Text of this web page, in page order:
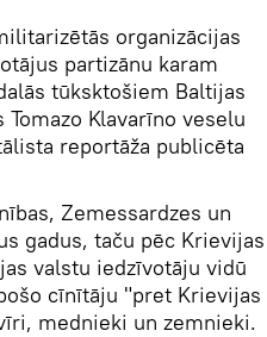
organizācijas
partizānu karam
tūksktošiem Baltijas
Klavarīno veselu
reportāža publicēta
Zemessardzes un
gadus, taču pēc Krievijas
valstu iedzīvotāju vidū
cīnītāju "pret Krievijas
mednieki un zemnieki.